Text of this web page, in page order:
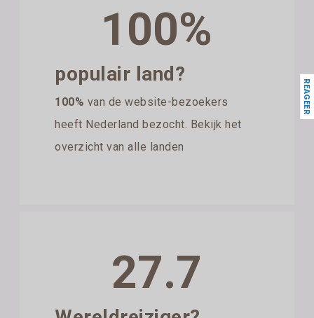
100%
populair land?
100% van de website-bezoekers
heeft Nederland bezocht. Bekijk het
overzicht van alle landen
27.7
REAGEER